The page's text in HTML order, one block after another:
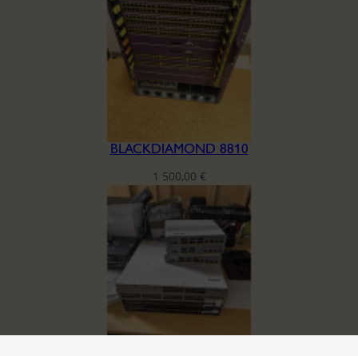
BLACKDIAMOND 8810
1 500,00 €